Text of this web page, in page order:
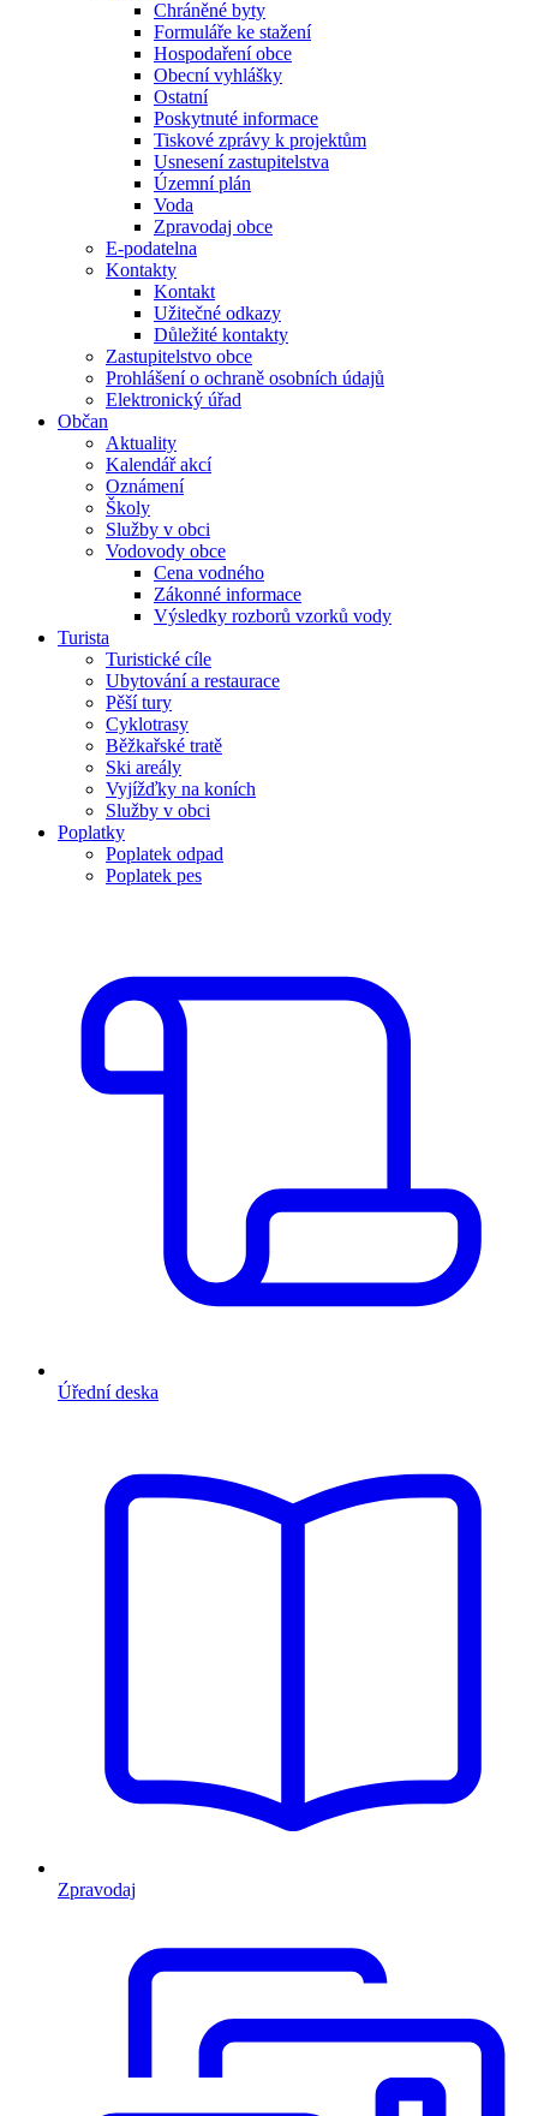
Chráněné byty
Formuláře ke stažení
Hospodaření obce
Obecní vyhlášky
Ostatní
Poskytnuté informace
Tiskové zprávy k projektům
Usnesení zastupitelstva
Územní plán
Voda
Zpravodaj obce
E-podatelna
Kontakty
Kontakt
Užitečné odkazy
Důležité kontakty
Zastupitelstvo obce
Prohlášení o ochraně osobních údajů
Elektronický úřad
Občan
Aktuality
Kalendář akcí
Oznámení
Školy
Služby v obci
Vodovody obce
Cena vodného
Zákonné informace
Výsledky rozborů vzorků vody
Turista
Turistické cíle
Ubytování a restaurace
Pěší tury
Cyklotrasy
Běžkařské tratě
Ski areály
Vyjížďky na koních
Služby v obci
Poplatky
Poplatek odpad
Poplatek pes
Úřední deska
Zpravodaj